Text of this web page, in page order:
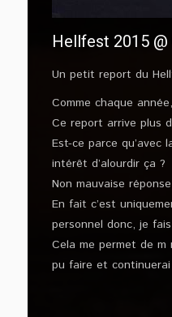
Hellfest 2015 @
Un petit report du
Comme chaque
Ce report arrive plus
Est-ce parce
intérêt d’alourdir ça ?
Non mauvaise
En fait c’est
personnel donc, je
Cela me permet de m
pu faire et